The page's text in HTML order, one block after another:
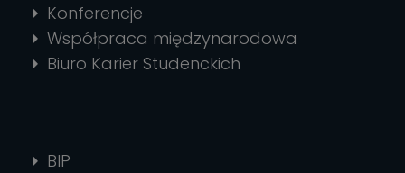
Konferencje
Współpraca międzynarodowa
Biuro Karier Studenckich
BIP